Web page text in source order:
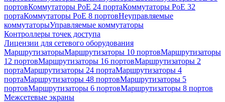
портовКоммутаторы PoE 24 портаКоммутаторы PoE 32
портаКоммутаторы PoE 8 портовНеуправляемые
коммутаторыУправляемые коммутаторы
Контроллеры точек доступа
Лицензии для сетевого оборудования
МаршрутизаторыМаршрутизаторы 10 портовМаршрутизаторы
12 портовМаршрутизаторы 16 портовМаршрутизаторы 2
портаМаршрутизаторы 24 портаМаршрутизаторы 4
портаМаршрутизаторы 48 портовМаршрутизаторы 5
портовМаршрутизаторы 6 портовМаршрутизаторы 8 портов
Межсетевые экраны